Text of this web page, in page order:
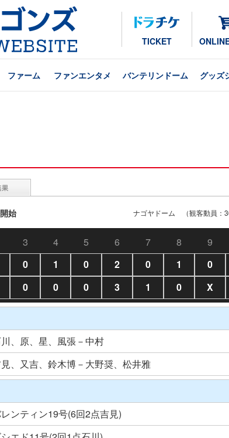
TICKET
ファーム ファンエンタメ バンテリンドーム グッズ
始 ナゴヤドーム （観客動員：
3 4 5 6 7 8 9
0 1 0 2 0 1 0
0 0 0 3 1 0 X
、原、星、風張－中村
、又吉、鈴木博－大野奨、松井雅
ンティン19号(6回2点吉見)